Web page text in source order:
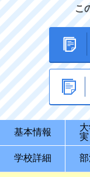
こ
基本情報
学校詳細